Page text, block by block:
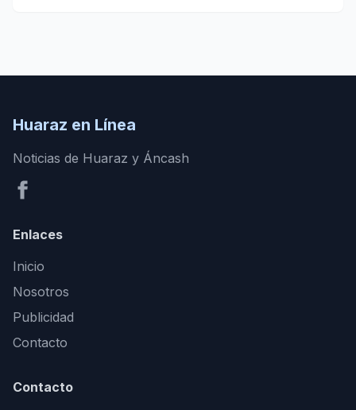
Huaraz en Línea
Noticias de Huaraz y Áncash
Enlaces
Inicio
Nosotros
Publicidad
Contacto
Contacto